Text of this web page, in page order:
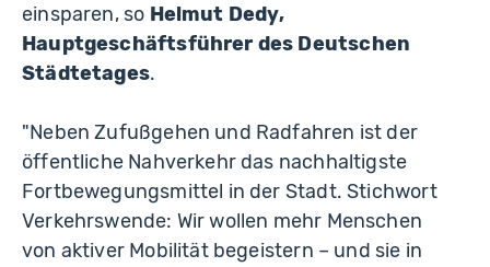
einsparen, so Helmut Dedy,
Hauptgeschäftsführer des Deutschen
Städtetages.
"Neben Zufußgehen und Radfahren ist der
öffentliche Nahverkehr das nachhaltigste
Fortbewegungsmittel in der Stadt. Stichwort
Verkehrswende: Wir wollen mehr Menschen
von aktiver Mobilität begeistern – und sie in